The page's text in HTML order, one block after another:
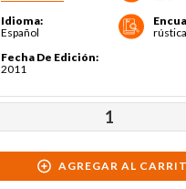
Idioma:
Español
rústica
Fecha De Edición:
2011
AGREGAR AL